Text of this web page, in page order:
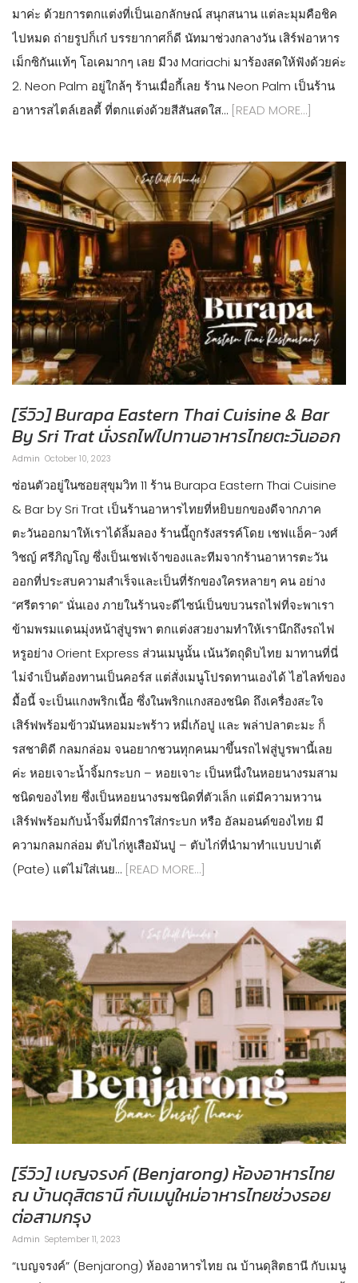
มาค่ะ ด้วยการตกแต่งที่เป็นเอกลักษณ์ สนุกสนาน แต่ละมุมคือชิค
ไปหมด ถ่ายรูปก็เก๋ บรรยากาศก็ดี นัทมาช่วงกลางวัน เสิร์ฟอาหาร
เม็กซิกันแท้ๆ โอเคมากๆ เลย มีวง Mariachi มาร้องสดให้ฟังด้วยค่ะ
2. Neon Palm อยู่ใกล้ๆ ร้านเมื่อกี้เลย ร้าน Neon Palm เป็นร้าน
อาหารสไตล์เฮลตี้ ที่ตกแต่งด้วยสีสันสดใส… [READ MORE…]
[รีวิว] Burapa Eastern Thai Cuisine & Bar
By Sri Trat นั่งรถไฟไปทานอาหารไทยตะวันออก
Admin October 10, 2023
ซ่อนตัวอยู่ในซอยสุขุมวิท 11 ร้าน Burapa Eastern Thai Cuisine
& Bar by Sri Trat เป็นร้านอาหารไทยที่หยิบยกของดีจากภาค
ตะวันออกมาให้เราได้ลิ้มลอง ร้านนี้ถูกรังสรรค์โดย เชฟแอ็ค-วงศ์
วิชญ์ ศรีภิญโญ ซึ่งเป็นเชฟเจ้าของและทีมจากร้านอาหารตะวัน
ออกที่ประสบความสำเร็จและเป็นที่รักของใครหลายๆ คน อย่าง
“ศรีตราด” นั่นเอง ภายในร้านจะดีไซน์เป็นขบวนรถไฟที่จะพาเรา
ข้ามพรมแดนมุ่งหน้าสู่บูรพา ตกแต่งสวยงามทำให้เรานึกถึงรถไฟ
หรูอย่าง Orient Express ส่วนเมนูนั้น เน้นวัตถุดิบไทย มาทานที่นี่
ไม่จำเป็นต้องทานเป็นคอร์ส แต่สั่งเมนูโปรดทานเองได้ ไฮไลท์ของ
มื้อนี้ จะเป็นแกงพริกเนื้อ ซึ่งในพริกแกงสองชนิด ถึงเครื่องสะใจ
เสิร์ฟพร้อมข้าวมันหอมมะพร้าว หมี่เก้อปู และ พล่าปลาตะมะ ก็
รสชาติดี กลมกล่อม จนอยากชวนทุกคนมาขึ้นรถไฟสู่บูรพานี้เลย
ค่ะ หอยเจาะน้ำจิ้มกระบก – หอยเจาะ เป็นหนึ่งในหอยนางรมสาม
ชนิดของไทย ซึ่งเป็นหอยนางรมชนิดที่ตัวเล็ก แต่มีความหวาน
เสิร์ฟพร้อมกับน้ำจิ้มที่มีการใส่กระบก หรือ อัลมอนด์ของไทย มี
ความกลมกล่อม ตับไก่หูเสือมันปู – ตับไก่ที่นำมาทำแบบปาเต้
(Pate) แต่ไม่ใส่เนย… [READ MORE…]
[รีวิว] เบญจรงค์ (Benjarong) ห้องอาหารไทย
ณ บ้านดุสิตธานี กับเมนูใหม่อาหารไทยช่วงรอย
ต่อสามกรุง
Admin September 11, 2023
“เบญจรงค์” (Benjarong) ห้องอาหารไทย ณ บ้านดุสิตธานี กับเมนู